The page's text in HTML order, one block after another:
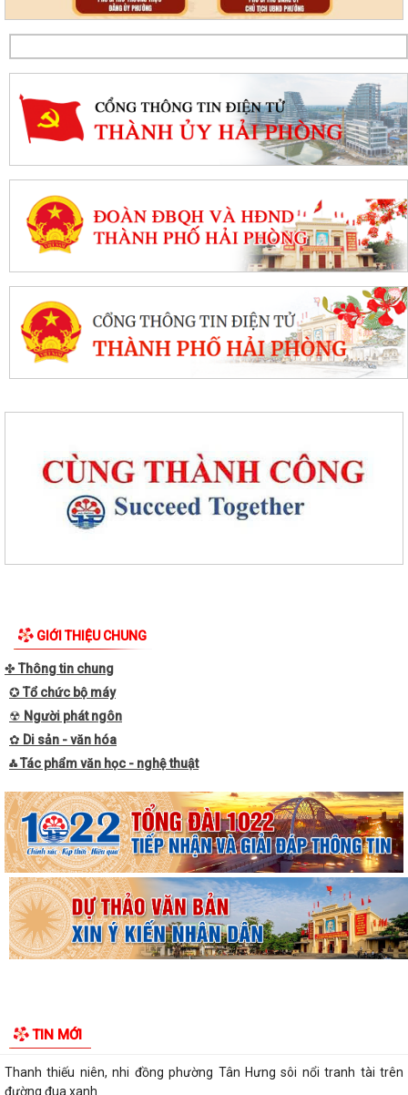
GIỚI THIỆU CHUNG
✤ Thông tin chung
✪ Tổ chức bộ máy
☢ Người phát ngôn
✿ Di sản - văn hóa
⁂ Tác phẩm văn học - nghệ thuật
TIN MỚI
Quyết định về việc cho phép chuyển mục đích sử dụng đất ông Nguyễn
Văn Huấn, địa chỉ thường trú tại...
Ủy ban nhân dân phường Tân Hưng - Lộ trình ngừng hoạt động mạng
2G
Hải Phòng hỗ trợ 100% giá trị tài sản và đất cho người dân tự nguyện
hiến đất làm đường nông thôn...
Nhiều trường đại học công bố điểm chuẩn năm 2026
Thanh thiếu niên, nhi đồng phường Tân Hưng sôi nổi tranh tài trên
đường đua xanh